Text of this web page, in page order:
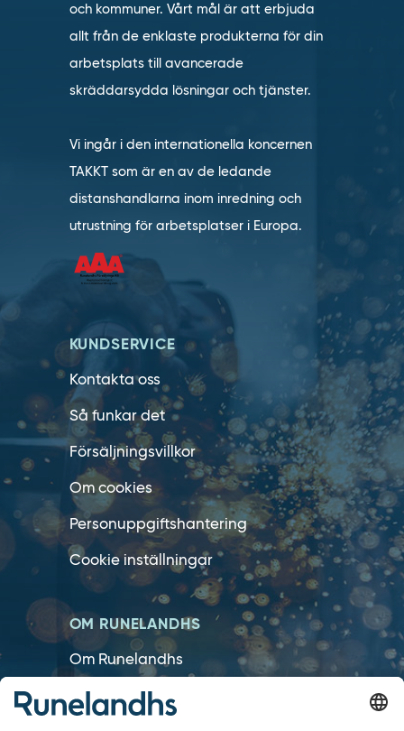
och kommuner. Vårt mål är att erbjuda
allt från de enklaste produkterna för din
arbetsplats till avancerade
skräddarsydda lösningar och tjänster.
Vi ingår i den internationella koncernen
TAKKT som är en av de ledande
distanshandlarna inom inredning och
utrustning för arbetsplatser i Europa.
KUNDSERVICE
Kontakta oss
Så funkar det
Försäljningsvillkor
Om cookies
Personuppgiftshantering
Cookie inställningar
OM RUNELANDHS
Om Runelandhs
Köpvillkor